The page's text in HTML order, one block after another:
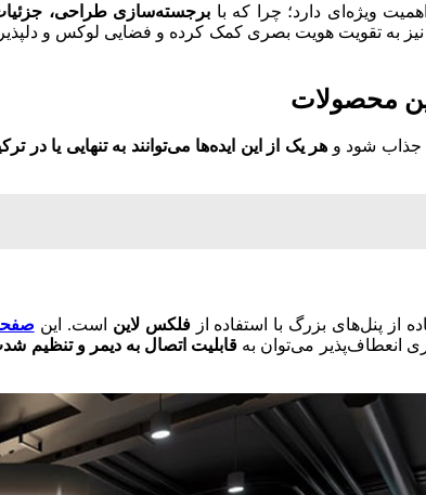
ویژه‌ای دارد؛ چرا که با برجسته‌سازی طراحی،
نیز به تقویت هویت بصری کمک کرده و فضایی لوکس و
جذاب شود و هر یک از این ایده‌ها می‌توانند به تنهایی یا در
از پنل‌های بزرگ با استفاده ازفلکس لاین است. این
انعطاف‌پذیر می‌توان به